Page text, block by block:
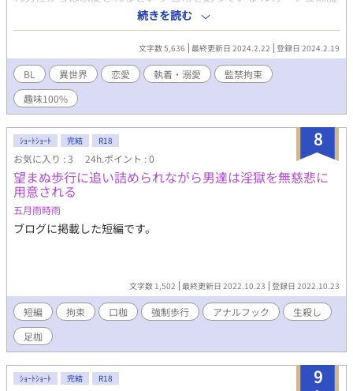
力を込めた視線を送った相手の どんな傷も癒すことのできる〝回
復の魔眼〝の 持ち主である 愛称はルカ ギズモ・アンサーター …
国随一の力を誇る皇室騎士団長を務める アンサーター家の次男 黒
髪赤眼であり目つきが悪く炎魔法を扱うため 周囲からは悪魔と言
われている 愛称はギーズ バンジャマン・ランドール …宰相を務め
るランドール家の一人息子 白髪碧眼で眼鏡をかけており本の虫で
ある 大人っぽい見た目とは裏腹に一人息子なだけあって我儘で口
が悪い 愛称はジャン マルセイル・ジャジア …主に外国との貿易や
国内の商業の実権を握る 商業一族の長男 金髪茶眼をもち社交界で
人気があるハンサムな 顔立ちをしている ルカーチュとは幼い頃か
ら遊んでいる幼馴染 誰に対しても優しく接する人たらしである 愛
称はセル 〈あらすじ〉 代々魔眼を持つヨハネスタ家に生まれた
主人公、ルカーチュは、母親譲りの端正な顔に、白くまるで絹の
ような肌、父親譲りの美しい銀髪を持つ中世的な絶世の美少年で
ある。 その端正な顔立ちもあり、幼い頃から令息による求愛や過
度なボディタッチ、それに嫉妬する令嬢たちによる執拗な嫌がら
で、ルカーチュはとある辺境伯爵に体の関係を求められる。必死
に断るルカーチュを、伯爵は人目のつかぬ場所で無理やり犯そう
としたその時、皇室騎士団長であるギズモが伯爵をなぎ倒し、ル
カーチュを助け出したかと思えば、彼を気絶させて誕生会が行わ
れている会場から連れ出してしまう。 ふと目を覚ますと、そこ
は宰相の一人息子であるバンジャマンの所有する別荘だった。手
には手枷、足には足枷がはめられており困惑するルカーチュの視
界にはギズモ、バンジャマン、マルセイルの3人が映り……… ル
続きを読む
文字数 5,636 最終更新日 2024.2.22 登録日 2024.2.19
BL 異世界 恋愛 執着・溺愛
監禁拘束
趣味100%
8
ｼｮｰﾄｼｮｰﾄ 完結 R18
お気に入り : 3 24h.ポイント : 0
望まぬ歩行に追い詰められながら男達は淫獄を無慈悲に
用意される
五月雨時雨
ブログに掲載した短編です。
文字数 1,502 最終更新日 2022.10.23 登録日 2022.10.23
短編 拘束 口枷 強制歩行 アナルフック
生殺し
足枷
9
ｼｮｰﾄｼｮｰﾄ 完結 R18